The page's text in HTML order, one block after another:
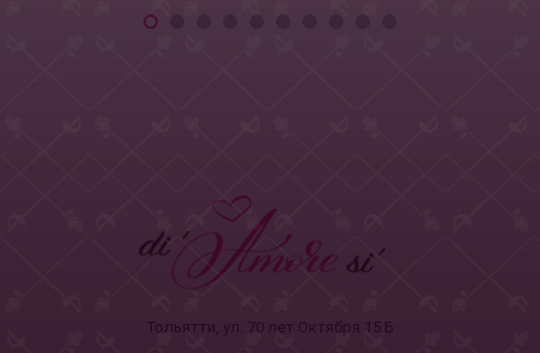
Тольятти, ул. 70 лет Октября 15 Б